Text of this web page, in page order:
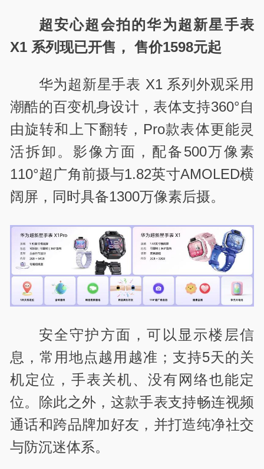
超安心超会拍的华为超新星手表
X1 系列现已开售， 售价1598元起
华为超新星手表 X1 系列外观采用
潮酷的百变机身设计，表体支持360°自
由旋转和上下翻转，Pro款表体更能灵
活拆卸。影像方面，配备500万像素
110°超广角前摄与1.82英寸AMOLED横
阔屏，同时具备1300万像素后摄。
安全守护方面，可以显示楼层信
息，常用地点越用越准；支持5天的关
机定位，手表关机、没有网络也能定
位。除此之外，这款手表支持畅连视频
通话和跨品牌加好友，并打造纯净社交
与防沉迷体系。